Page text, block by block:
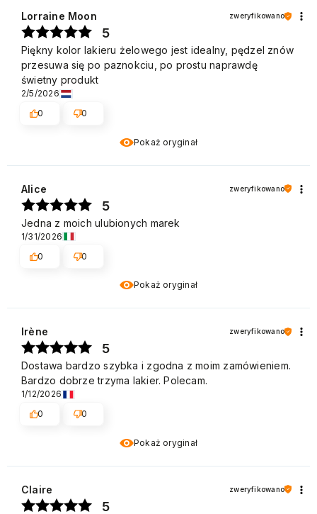
Pokaż oryginał
Lorraine Moon zweryfikowano
5
Piękny kolor lakieru żelowego jest idealny, pędzel znów
przesuwa się po paznokciu, po prostu naprawdę
świetny produkt
2/5/2026
0
0
Pokaż oryginał
Alice zweryfikowano
5
Jedna z moich ulubionych marek
1/31/2026
0
0
Pokaż oryginał
Irène zweryfikowano
5
Dostawa bardzo szybka i zgodna z moim zamówieniem.
Bardzo dobrze trzyma lakier. Polecam.
1/12/2026
0
0
Claire zweryfikowano
5